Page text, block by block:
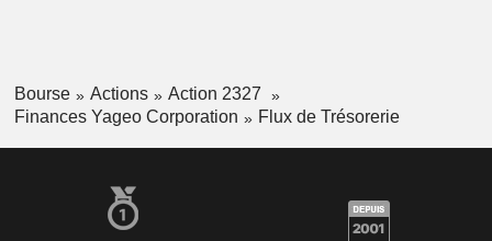
Bourse Actions
Action 2327
Finances Yageo Corporation
Flux de Trésorerie